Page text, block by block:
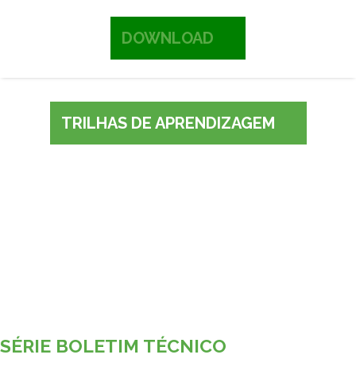
DOWNLOAD
TRILHAS DE APRENDIZAGEM
SÉRIE BOLETIM TÉCNICO